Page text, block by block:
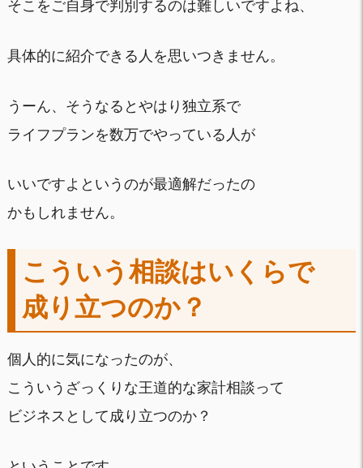
そこをご自身で判別するのは難しいですよね、
具体的に紹介できる人を思いつきません。
うーん、そうなるとやはり独立系で
ライフプランを数万でやっている人が
いいですよというのが最適解だったの
かもしれません。
こういう相談はいくらで
成り立つのか？
個人的に気になったのが、
こういうざっくりな王道的な家計相談って
ビジネスとして成り立つのか？